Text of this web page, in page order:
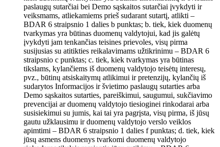
paslaugų sutarčiai bei Demo sąskaitos sutarčiai įvykdyti ir
veiksmams, atliekamiems prieš sudarant sutartį, atlikti –
BDAR 6 straipsnio 1 dalies b punktas; b. tiek, kiek duomenų
tvarkymas yra būtinas duomenų valdytojui, kad jis galėtų
įvykdyti jam tenkančias teisines prievoles, visų pirma
susijusias su atitikties reikalavimams užtikrinimu – BDAR 6
straipsnio c punktas; c. tiek, kiek tvarkymas yra būtinas
tikslams, kylančiems iš duomenų valdytojo teisėtų interesų,
pvz., būtinų atsiskaitymų atlikimui ir pretenzijų, kylančių iš
sudarytos Informacijos ir švietimo paslaugų sutarties arba
Demo sąskaitos sutarties, pareiškimui, saugumui, sukčiavimo
prevencijai ar duomenų valdytojo tiesioginei rinkodarai arba
susisiekimui su jumis, kai tai yra pagrįsta, visų pirma, iš jūsų
gautu užklausimu ir duomenų valdytojo verslo veiklos
apimtimi – BDAR 6 straipsnio 1 dalies f punktas; d. tiek, kiek
jūsų asmens duomenys tvarkomi duomenų valdytojo